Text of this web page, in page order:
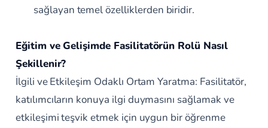
sağlayan temel özelliklerden biridir.
Eğitim ve Gelişimde Fasilitatörün Rolü Nasıl
Şekillenir?
İlgili ve Etkileşim Odaklı Ortam Yaratma: Fasilitatör,
katılımcıların konuya ilgi duymasını sağlamak ve
etkileşimi teşvik etmek için uygun bir öğrenme